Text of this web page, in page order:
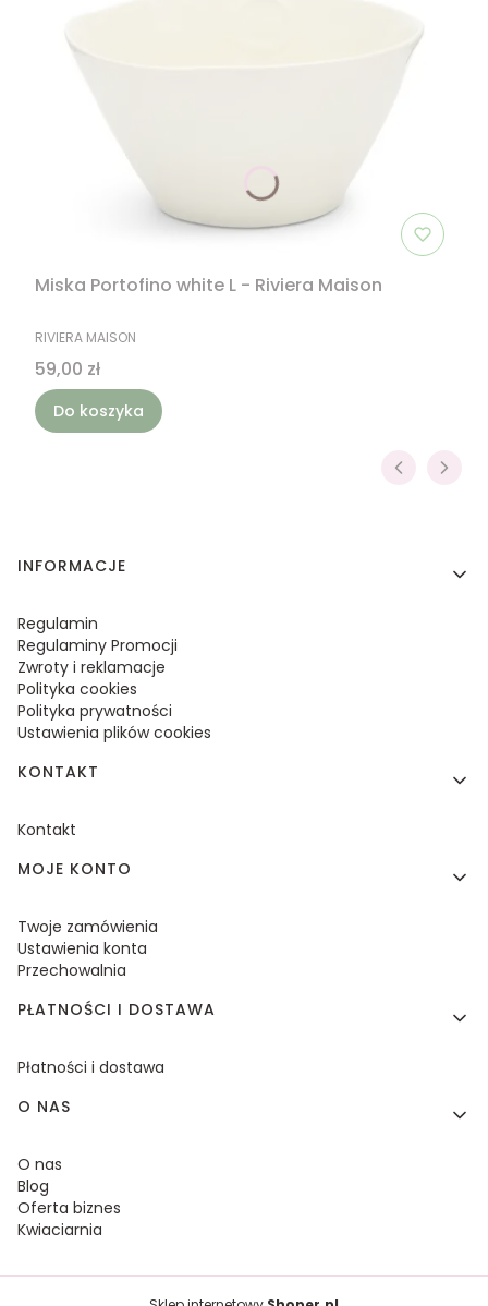
Miska Portofino white L - Riviera Maison
PRODUCENT
RIVIERA MAISON
Cena
59,00 zł
Do koszyka
Linki w stopce
INFORMACJE
Regulamin
Regulaminy Promocji
Zwroty i reklamacje
Polityka cookies
Polityka prywatności
Ustawienia plików cookies
KONTAKT
Kontakt
MOJE KONTO
Twoje zamówienia
Ustawienia konta
Przechowalnia
PŁATNOŚCI I DOSTAWA
Płatności i dostawa
O NAS
O nas
Blog
Oferta biznes
Kwiaciarnia